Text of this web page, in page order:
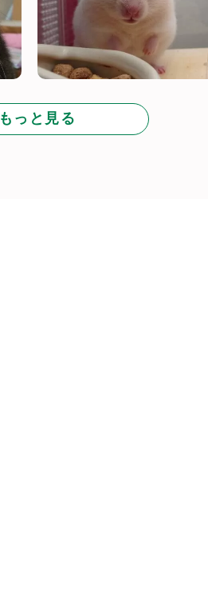
もっと見る